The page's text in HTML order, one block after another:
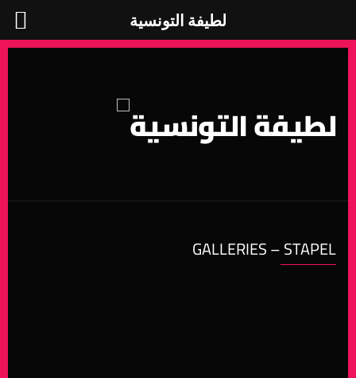
لطيفة التونسية
GALLERIES – STAPEL
لطيفة التونسية